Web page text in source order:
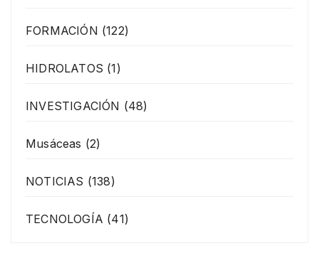
FORMACIÓN (122)
HIDROLATOS (1)
INVESTIGACIÓN (48)
Musáceas (2)
NOTICIAS (138)
TECNOLOGÍA (41)